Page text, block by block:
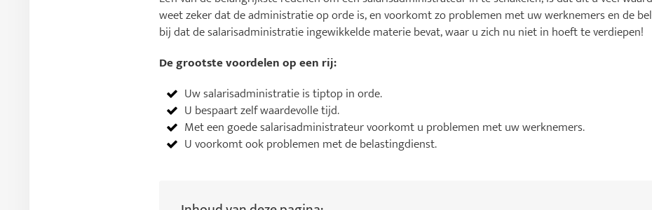
weet zeker dat de administratie op orde is, en voorkomt zo problemen met uw werknemers en de
bij dat de salarisadministratie ingewikkelde materie bevat, waar u zich nu niet in hoeft te verdiepen!
De grootste voordelen op een rij:
Uw salarisadministratie is tiptop in orde.
U bespaart zelf waardevolle tijd.
Met een goede salarisadministrateur voorkomt u problemen met uw werknemers.
U voorkomt ook problemen met de belastingdienst.